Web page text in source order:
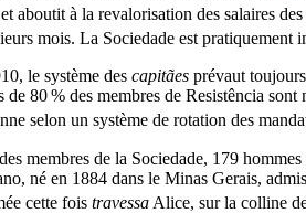
aboutit à la revalorisation des salaires
mois. La Sociedade est pratiquement
le système des capitães prévaut
de 80 % des membres de Resistência
selon un système de rotation des
membres de la Sociedade, 179
né en 1884 dans le Minas Gerais,
cette fois travessa Alice, sur la colline